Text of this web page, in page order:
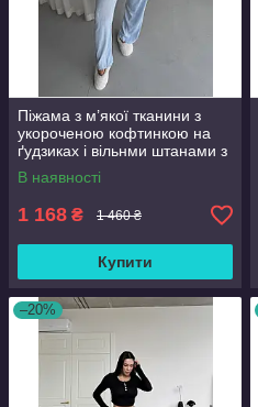
Піжама з м’якої тканини з
укороченою кофтинкою на
ґудзиках і вільнми штанами з
еластичним поясом, М
В наявності
1 168 ₴ 1 460 ₴
Купити
–20%